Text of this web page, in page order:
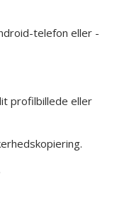
telefon eller -
profilbillede eller